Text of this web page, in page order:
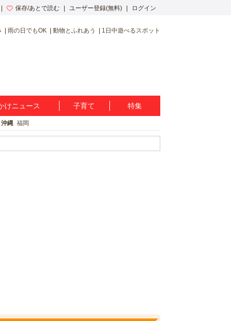
保存/あとで読む ユーザー登録(無料) ログイン
雨の日でもOK 動物とふれあう 1日中遊べるスポット
けニュース 子育て 特集
縄 福岡